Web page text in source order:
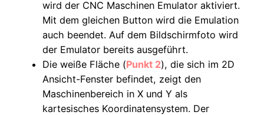
wird der CNC Maschinen Emulator aktiviert.
Mit dem gleichen Button wird die Emulation
auch beendet. Auf dem Bildschirmfoto wird
der Emulator bereits ausgeführt.
Die weiße Fläche (Punkt 2), die sich im 2D
Ansicht-Fenster befindet, zeigt den
Maschinenbereich in X und Y als
kartesisches Koordinatensystem. Der